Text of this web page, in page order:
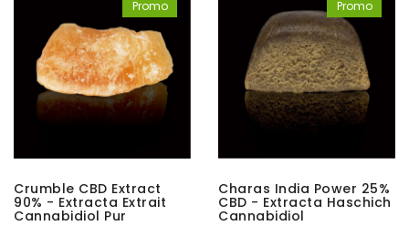
Promo
Crumble CBD Extract
90% - Extracta Extrait
Cannabidiol Pur
Promo
Charas India Power 25%
CBD - Extracta Haschich
Cannabidiol